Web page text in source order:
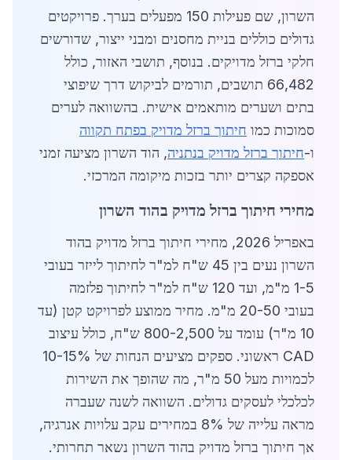
השרון, שם פעילות 150 מפעלים בערך. פרויקטים
גדולים כוללים בניית מחסנים ומבני ייצור, שדורשים
חלקי ברזל מדויקים. בנוסף, תושבי האזור, כולל
66,482 תושבים, תורמים לביקוש דרך שיפוצי
בתים ושערים מותאמים אישית. בהשוואה לערים
סמוכות כמו חיתוך ברזל מדויק בפתח תקווה
ו-חיתוך ברזל מדויק בנתניה, הוד השרון מציעה זמני
אספקה קצרים יותר בזכות מיקומה המרכזי.
מחירי חיתוך ברזל מדויק בהוד השרון
באפריל 2026, מחירי חיתוך ברזל מדויק בהוד
השרון נעים בין 45 ש"ח למ"ר לחיתוך לייזר בעובי
1-5 מ"מ, ועד 120 ש"ח למ"ר לחיתוך פלזמה
בעובי 20-50 מ"מ. מחיר ממוצע לפרויקט קטן (עד
10 מ"ר) עומד על 800-2,500 ש"ח, כולל עיצוב
CAD ראשוני. ספקים מציעים הנחות של 10-15%
לכמויות מעל 50 מ"ר, מה שהופך את השירות
לכלכלי לעסקים גדולים. השוואה לשנה שעברה
מראה עלייה של 8% במחירים עקב עלויות אנרגיה,
אך חיתוך ברזל מדויק בהוד השרון נשאר תחרותי.